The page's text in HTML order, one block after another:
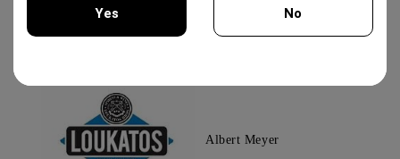
Επωνυμίες
Albert Meyer
Yes No